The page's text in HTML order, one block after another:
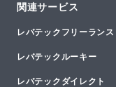
関連サービス
レバテックフリーランス
レバテックルーキー
レバテックダイレクト